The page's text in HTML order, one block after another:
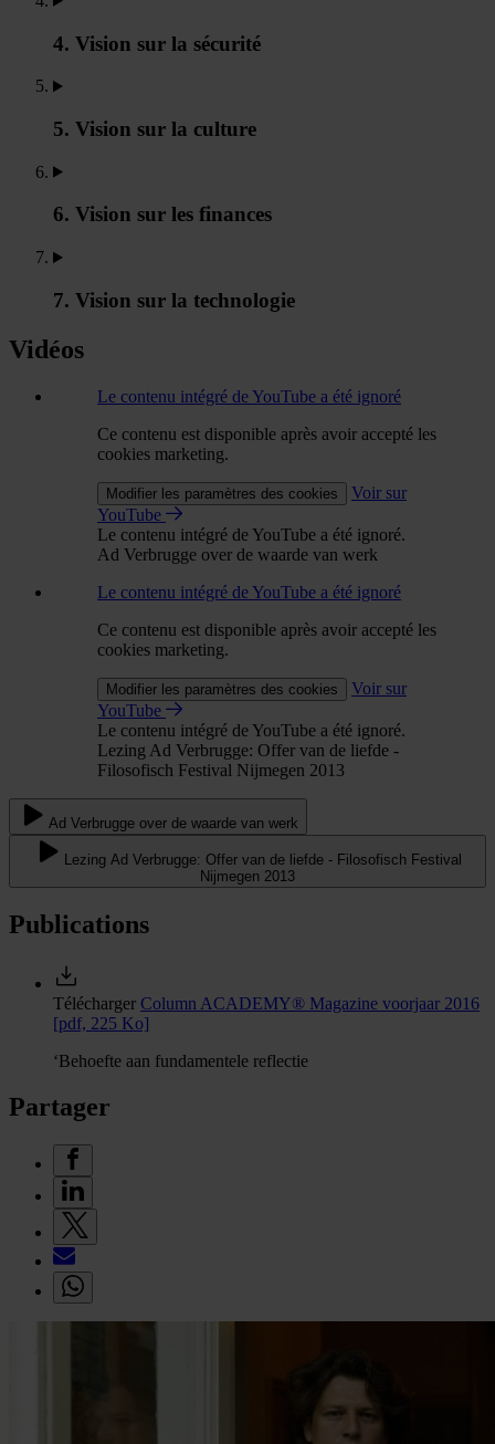
4. Vision sur la sécurité
5. Vision sur la culture
6. Vision sur les finances
7. Vision sur la technologie
Vidéos
Le contenu intégré de YouTube a été ignoré
Ce contenu est disponible après avoir accepté les
cookies marketing.
Modifier les paramètres des cookies
Voir sur
YouTube
Le contenu intégré de YouTube a été ignoré.
Ad Verbrugge over de waarde van werk
Le contenu intégré de YouTube a été ignoré
Ce contenu est disponible après avoir accepté les
cookies marketing.
Modifier les paramètres des cookies
Voir sur
YouTube
Le contenu intégré de YouTube a été ignoré.
Lezing Ad Verbrugge: Offer van de liefde -
Filosofisch Festival Nijmegen 2013
Ad Verbrugge over de waarde van werk
Lezing Ad Verbrugge: Offer van de liefde - Filosofisch Festival
Nijmegen 2013
Publications
Télécharger Column ACADEMY® Magazine voorjaar 2016
[pdf, 225 Ko]
‘Behoefte aan fundamentele reflectie
Partager